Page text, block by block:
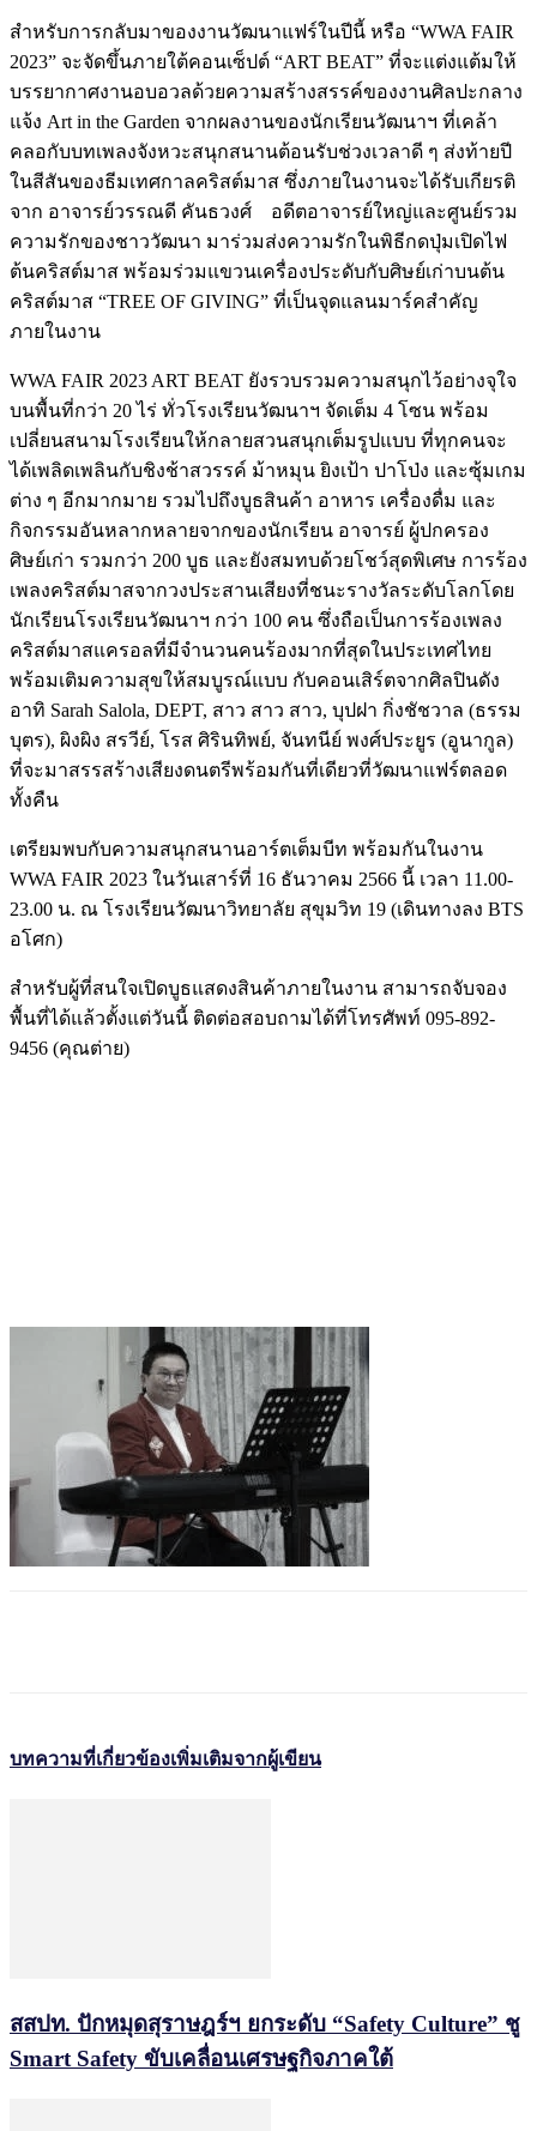
สำหรับการกลับมาของงานวัฒนาแฟร์ในปีนี้ หรือ “WWA FAIR
2023” จะจัดขึ้นภายใต้คอนเซ็ปต์ “ART BEAT” ที่จะแต่งแต้มให้
บรรยากาศงานอบอวลด้วยความสร้างสรรค์ของงานศิลปะกลาง
แจ้ง Art in the Garden จากผลงานของนักเรียนวัฒนาฯ ที่เคล้า
คลอกับบทเพลงจังหวะสนุกสนานต้อนรับช่วงเวลาดี ๆ ส่งท้ายปี
ในสีสันของธีมเทศกาลคริสต์มาส ซึ่งภายในงานจะได้รับเกียรติ
จาก อาจารย์วรรณดี คันธวงศ์ อดีตอาจารย์ใหญ่และศูนย์รวม
ความรักของชาววัฒนา มาร่วมส่งความรักในพิธีกดปุ่มเปิดไฟ
ต้นคริสต์มาส พร้อมร่วมแขวนเครื่องประดับกับศิษย์เก่าบนต้น
คริสต์มาส “TREE OF GIVING” ที่เป็นจุดแลนมาร์คสำคัญ
ภายในงาน
WWA FAIR 2023 ART BEAT ยังรวบรวมความสนุกไว้อย่างจุใจ
บนพื้นที่กว่า 20 ไร่ ทั่วโรงเรียนวัฒนาฯ จัดเต็ม 4 โซน พร้อม
เปลี่ยนสนามโรงเรียนให้กลายสวนสนุกเต็มรูปแบบ ที่ทุกคนจะ
ได้เพลิดเพลินกับชิงช้าสวรรค์ ม้าหมุน ยิงเป้า ปาโป่ง และซุ้มเกม
ต่าง ๆ อีกมากมาย รวมไปถึงบูธสินค้า อาหาร เครื่องดื่ม และ
กิจกรรมอันหลากหลายจากของนักเรียน อาจารย์ ผู้ปกครอง
ศิษย์เก่า รวมกว่า 200 บูธ และยังสมทบด้วยโชว์สุดพิเศษ การร้อง
เพลงคริสต์มาสจากวงประสานเสียงที่ชนะรางวัลระดับโลกโดย
นักเรียนโรงเรียนวัฒนาฯ กว่า 100 คน ซึ่งถือเป็นการร้องเพลง
คริสต์มาสแครอลที่มีจำนวนคนร้องมากที่สุดในประเทศไทย
พร้อมเติมความสุขให้สมบูรณ์แบบ กับคอนเสิร์ตจากศิลปินดัง
อาทิ Sarah Salola, DEPT, สาว สาว สาว, บุปฝา กิ่งชัชวาล (ธรรม
บุตร), ผิงผิง สรวีย์, โรส ศิรินทิพย์, จันทนีย์ พงศ์ประยูร (อูนากูล)
ที่จะมาสรรสร้างเสียงดนตรีพร้อมกันที่เดียวที่วัฒนาแฟร์ตลอด
ทั้งคืน
เตรียมพบกับความสนุกสนานอาร์ตเต็มบีท พร้อมกันในงาน
WWA FAIR 2023 ในวันเสาร์ที่ 16 ธันวาคม 2566 นี้ เวลา 11.00-
23.00 น. ณ โรงเรียนวัฒนาวิทยาลัย สุขุมวิท 19 (เดินทางลง BTS
อโศก)
สำหรับผู้ที่สนใจเปิดบูธแสดงสินค้าภายในงาน สามารถจับจอง
พื้นที่ได้แล้วตั้งแต่วันนี้ ติดต่อสอบถามได้ที่โทรศัพท์ 095-892-
9456 (คุณต่าย)
บทความที่เกี่ยวข้องเพิ่มเติมจากผู้เขียน
สสปท. ปักหมุดสุราษฎร์ฯ ยกระดับ “Safety Culture” ชู
Smart Safety ขับเคลื่อนเศรษฐกิจภาคใต้